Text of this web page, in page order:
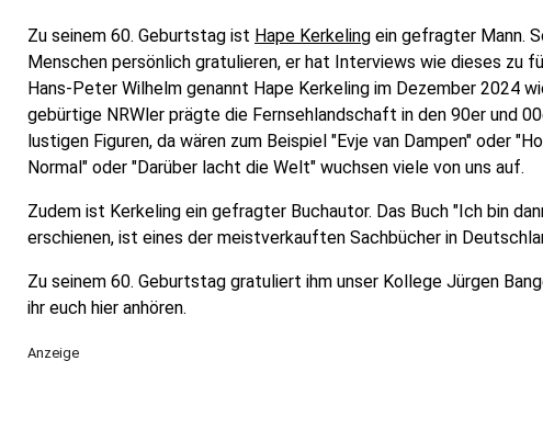
Zu seinem 60. Geburtstag ist Hape Kerkeling ein gefragter Mann.
Menschen persönlich gratulieren, er hat Interviews wie dieses zu
Hans-Peter Wilhelm genannt Hape Kerkeling im Dezember 2024
gebürtige NRWler prägte die Fernsehlandschaft in den 90er und
lustigen Figuren, da wären zum Beispiel "Evje van Dampen" oder
Normal" oder "Darüber lacht die Welt" wuchsen viele von uns auf.
Zudem ist Kerkeling ein gefragter Buchautor. Das Buch "Ich bin
erschienen, ist eines der meistverkauften Sachbücher in
Zu seinem 60. Geburtstag gratuliert ihm unser Kollege Jürgen
ihr euch hier anhören.
Anzeige